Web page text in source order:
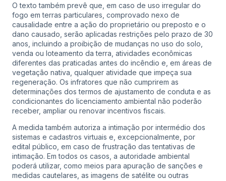
O texto também prevê que, em caso de uso irregular do
fogo em terras particulares, comprovado nexo de
causalidade entre a ação do proprietário ou preposto e o
dano causado, serão aplicadas restrições pelo prazo de 30
anos, incluindo a proibição de mudanças no uso do solo,
venda ou loteamento da terra, atividades econômicas
diferentes das praticadas antes do incêndio e, em áreas de
vegetação nativa, qualquer atividade que impeça sua
regeneração. Os infratores que não cumprirem as
determinações dos termos de ajustamento de conduta e as
condicionantes do licenciamento ambiental não poderão
receber, ampliar ou renovar incentivos fiscais.
A medida também autoriza a intimação por intermédio dos
sistemas e cadastros virtuais e, excepcionalmente, por
edital público, em caso de frustração das tentativas de
intimação. Em todos os casos, a autoridade ambiental
poderá utilizar, como meios para apuração de sanções e
medidas cautelares, as imagens de satélite ou outras